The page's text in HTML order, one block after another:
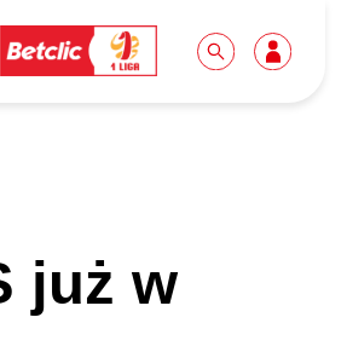
Idę pierwszy raz!
Wycieczki
już w